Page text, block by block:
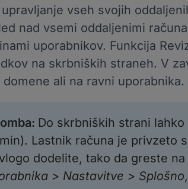
vseh svojih
nad vsemi oddaljenimi
uporabnikov. Funkcija
na skrbniških straneh. V
domene ali na ravni uporabnika.
: Do skrbniških strani
Lastnik računa je privzeto
dodelite, tako da greste na
> Nastavitve > Splošno